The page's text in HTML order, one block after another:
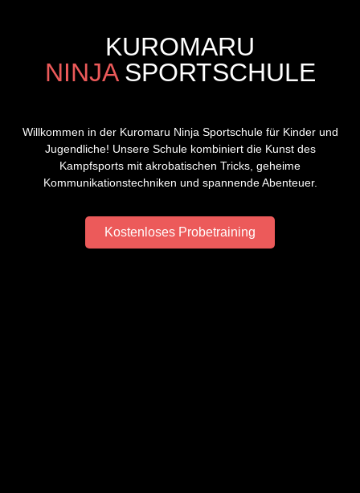
KUROMARU
NINJASPORTSCHULE
Willkommen in der Kuromaru Ninja Sportschule für Kinder und
Jugendliche! Unsere Schule kombiniert die Kunst des
Kampfsports mit akrobatischen Tricks, geheime
Kommunikationstechniken und spannende Abenteuer.
Kostenloses Probetraining